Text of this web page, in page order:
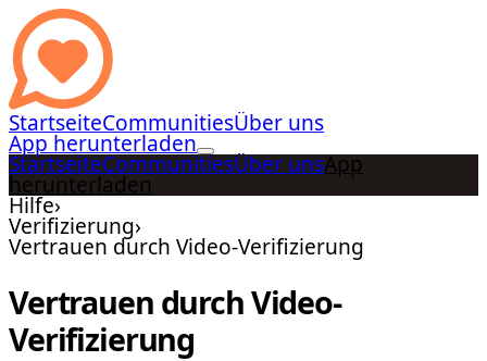
StartseiteCommunitiesÜber uns
App herunterladen
StartseiteCommunitiesÜber unsApp
herunterladen
Hilfe›
Verifizierung›
Vertrauen durch Video-Verifizierung
Vertrauen durch Video-
Verifizierung